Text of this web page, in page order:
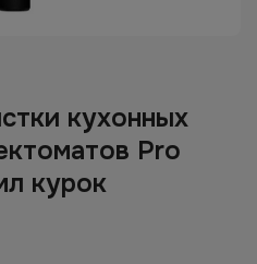
кухонных
Pro
курок